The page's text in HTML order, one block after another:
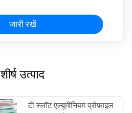
जारी रखें
शीर्ष उत्पाद
टी स्लॉट एल्यूमीनियम प्रोफ़ाइल